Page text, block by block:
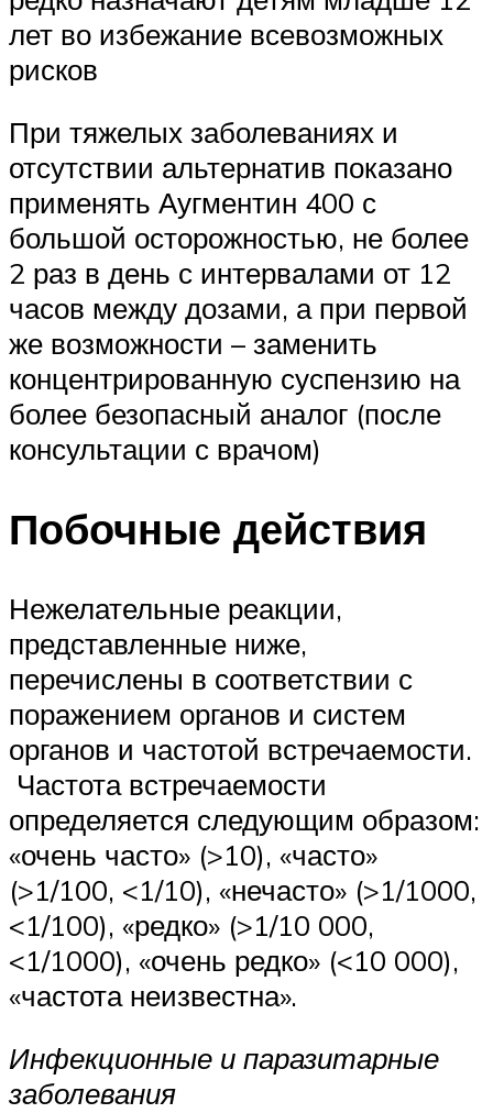
лет во избежание всевозможных
рисков
При тяжелых заболеваниях и
отсутствии альтернатив показано
применять Аугментин 400 с
большой осторожностью, не более
2 раз в день с интервалами от 12
часов между дозами, а при первой
же возможности – заменить
концентрированную суспензию на
более безопасный аналог (после
консультации с врачом)
Побочные действия
Нежелательные реакции,
представленные ниже,
перечислены в соответствии с
поражением органов и систем
органов и частотой встречаемости.
Частота встречаемости
определяется следующим образом:
«очень часто» (>10), «часто»
(>1/100, <1/10), «нечасто» (>1/1000,
<1/100), «редко» (>1/10 000,
<1/1000), «очень редко» (<10 000),
«частота неизвестна».
Инфекционные и паразитарные
заболевания